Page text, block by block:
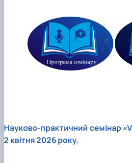
Науково-практичний семінар
2 квітня 2026 року.